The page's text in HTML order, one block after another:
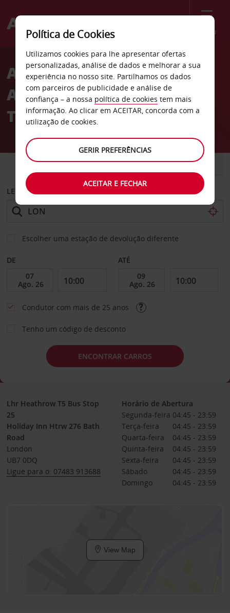
Menu
Welcome
AvisAluguer de carros
Aeroporto de Heathrow
Terminal 5 (LHR)
CARRO COMERCIAIS
LEVANTAR EM
Escolher uma estação de devolução diferente
DE ATÉ
Condutor com mais de 25 anos
Tenho um código de desconto
ENCONTRAR CARROS
Lhr Heathrow T5 Bus Stop
25
Holiday Inn Htrw 276 Bath
Road
London
UB7 0DQ
Ligue para o: 07483 913688
Horário de Abertura
Segunda-feira 04:45 - 23:59
Terça-feira
04:45 - 23:59
Quarta-feira
04:45 - 23:59
Quinta-feira
04:45 - 23:59
Sexta-feira
04:45 - 23:59
Sábado
04:45 - 23:59
Domingo
04:45 - 23:59
View Map
Política de Cookies
Utilizamos cookies para lhe apresentar ofertas
personalizadas, análise de dados e melhorar a sua
experiência no nosso site. Partilhamos os dados
com parceiros de publicidade e análise de
confiança – a nossa política de cookies tem mais
informação. Ao clicar em ACEITAR, concorda com a
utilização de cookies.
GERIR PREFERÊNCIAS
ACEITAR E FECHAR